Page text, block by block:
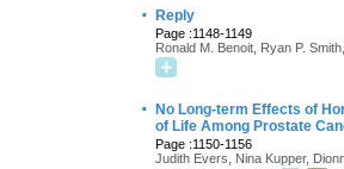
· Reply
Page :1148-1149
Ronald M. Benoit, Ryan P.
·
No Long-term Effects of
of Life Among Prostate
Page :1150-1156
Judith Evers, Nina Kupper,